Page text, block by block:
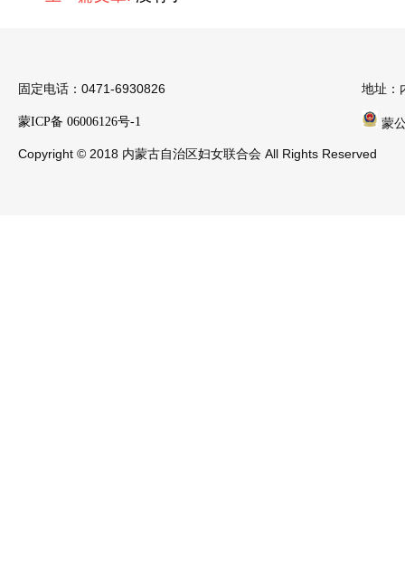
固定电话：0471-6930826 地址：
蒙ICP备 06006126号-1 蒙
Copyright © 2018 内蒙古自治区妇女联合会 All Rights Reserved